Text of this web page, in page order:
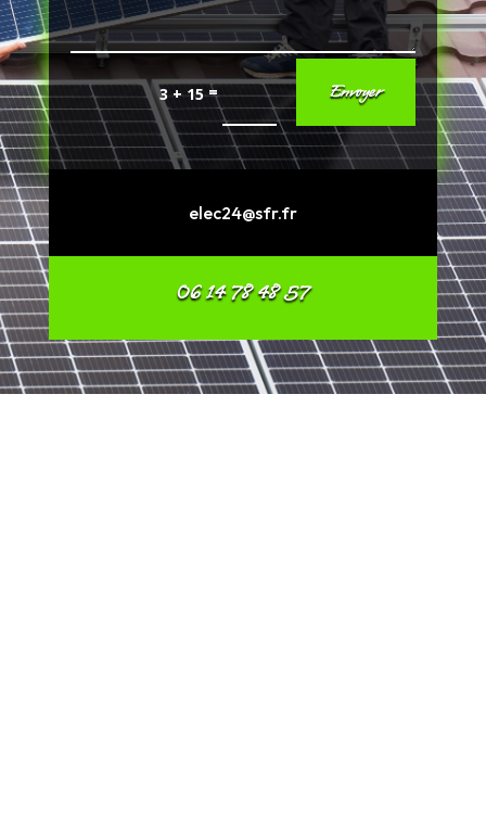
3 + 15= Envoyer
elec24@sfr.fr
06 14 78 48 57